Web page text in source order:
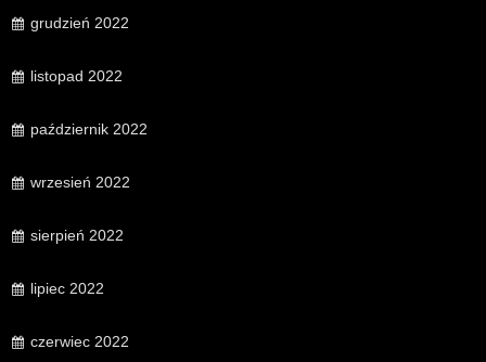
grudzień 2022
listopad 2022
październik 2022
wrzesień 2022
sierpień 2022
lipiec 2022
czerwiec 2022